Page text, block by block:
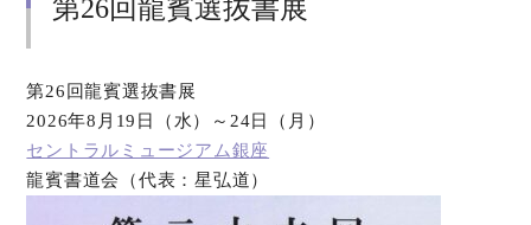
第26回龍賓選抜書展
第26回龍賓選抜書展
2026年8月19日（水）～24日（月）
セントラルミュージアム銀座
龍賓書道会（代表：星弘道）